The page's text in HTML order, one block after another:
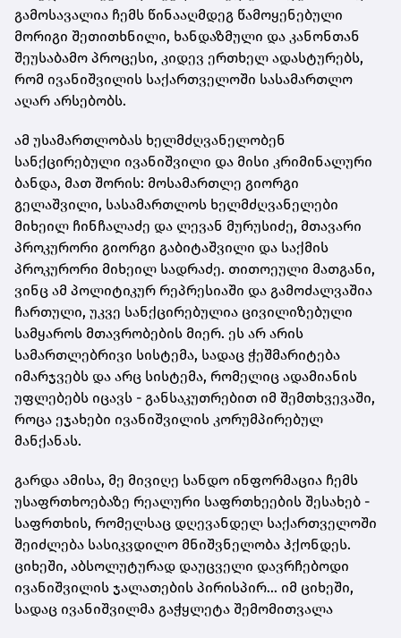
გამოსავალია ჩემს წინააღმდეგ წამოყენებული
მორიგი შეთითხნილი, ხანდაზმული და კანონთან
შეუსაბამო პროცესი, კიდევ ერთხელ ადასტურებს,
რომ ივანიშვილის საქართველოში სასამართლო
აღარ არსებობს.
ამ უსამართლობას ხელმძღვანელობენ
სანქცირებული ივანიშვილი და მისი კრიმინალური
ბანდა, მათ შორის: მოსამართლე გიორგი
გელაშვილი, სასამართლოს ხელმძღვანელები
მიხეილ ჩინჩალაძე და ლევან მურუსიძე, მთავარი
პროკურორი გიორგი გაბიტაშვილი და საქმის
პროკურორი მიხეილ სადრაძე. თითოეული მათგანი,
ვინც ამ პოლიტიკურ რეპრესიაში და გამოძალვაშია
ჩართული, უკვე სანქცირებულია ცივილიზებული
სამყაროს მთავრობების მიერ. ეს არ არის
სამართლებრივი სისტემა, სადაც ჭეშმარიტება
იმარჯვებს და არც სისტემა, რომელიც ადამიანის
უფლებებს იცავს - განსაკუთრებით იმ შემთხვევაში,
როცა ეჯახები ივანიშვილის კორუმპირებულ
მანქანას.
გარდა ამისა, მე მივიღე სანდო ინფორმაცია ჩემს
უსაფრთხოებაზე რეალური საფრთხეების შესახებ -
საფრთხის, რომელსაც დღევანდელ საქართველოში
შეიძლება სასიკვდილო მნიშვნელობა ჰქონდეს.
ციხეში, აბსოლუტურად დაუცველი დავრჩებოდი
ივანიშვილის ჯალათების პირისპირ… იმ ციხეში,
სადაც ივანიშვილმა გაჭყლეტა შემომითვალა